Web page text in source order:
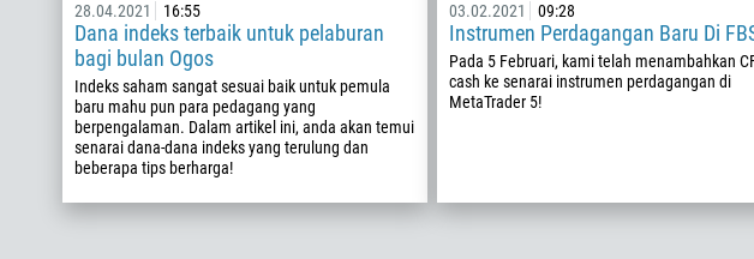
28.04.2021 16:55
Dana indeks terbaik untuk pelaburan
bagi bulan Ogos
Indeks saham sangat sesuai baik untuk pemula
baru mahu pun para pedagang yang
berpengalaman. Dalam artikel ini, anda akan temui
senarai dana-dana indeks yang terulung dan
beberapa tips berharga!
03.02.2021 09:28
Instrumen Perdagangan Baru Di
Pada 5 Februari, kami telah menambahkan
cash ke senarai instrumen perdagangan di
MetaTrader 5!
355
213
00:00
Masukkan